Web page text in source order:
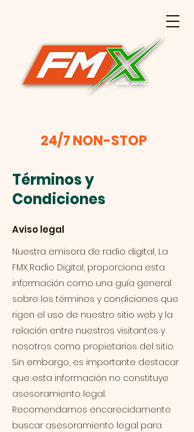
24/7 NON-STOP
Términos y
Condiciones
Aviso legal
Nuestra emisora de radio digital, La
FMX Radio Digital, proporciona esta
información como una guía general
sobre los términos y condiciones que
rigen el uso de nuestro sitio web y la
relación entre nuestros visitantes y
nosotros como propietarios del sitio.
Sin embargo, es importante destacar
que esta información no constituye
asesoramiento legal.
Recomendamos encarecidamente
buscar asesoramiento legal para